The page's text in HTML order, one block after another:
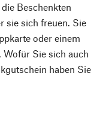
Beschenkten
sie sich freuen. Sie
oder einem
Sie sich auch
haben Sie